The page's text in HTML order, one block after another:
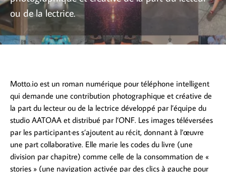
ou de la lectrice.
Motto.io est un roman numérique pour téléphone intelligent
qui demande une contribution photographique et créative de
la part du lecteur ou de la lectrice développé par l’équipe du
studio AATOAA et distribué par l’ONF. Les images téléversées
par les participant·es s’ajoutent au récit, donnant à l’œuvre
une part collaborative. Elle marie les codes du livre (une
division par chapitre) comme celle de la consommation de «
stories » (une navigation activée par des clics à gauche pour